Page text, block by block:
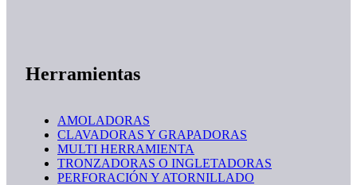
Herramientas
AMOLADORAS
CLAVADORAS Y GRAPADORAS
MULTI HERRAMIENTA
TRONZADORAS O INGLETADORAS
PERFORACIÓN Y ATORNILLADO